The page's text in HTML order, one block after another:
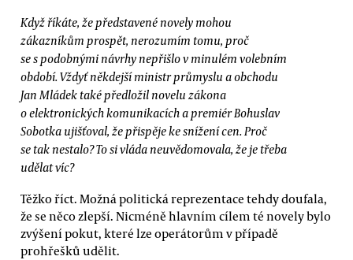
Když říkáte, že představené novely mohou
zákazníkům prospět, nerozumím tomu, proč
se s podobnými návrhy nepřišlo v minulém volebním
období. Vždyť někdejší ministr průmyslu a obchodu
Jan Mládek také předložil novelu zákona
o elektronických komunikacích a premiér Bohuslav
Sobotka ujišťoval, že přispěje ke snížení cen. Proč
se tak nestalo? To si vláda neuvědomovala, že je třeba
udělat víc?
Těžko říct. Možná politická reprezentace tehdy doufala,
že se něco zlepší. Nicméně hlavním cílem té novely bylo
zvýšení pokut, které lze operátorům v případě
prohřešků udělit.